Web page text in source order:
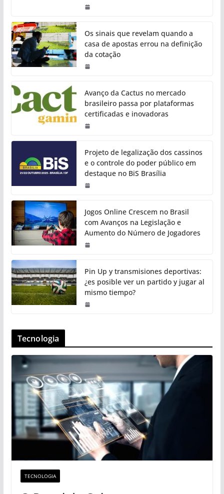
Os sinais que revelam quando a
casa de apostas errou na definição
da cotação
Avanço da Cactus no mercado
brasileiro passa por plataformas
certificadas e inovadoras
Projeto de legalização dos cassinos
e o controle do poder público em
destaque no BiS Brasília
Jogos Online Crescem no Brasil
com Avanços na Legislação e
Aumento do Número de Jogadores
Pin Up y transmisiones deportivas:
¿es posible ver un partido y jugar al
mismo tiempo?
Tecnologia
TECNOLOGIA